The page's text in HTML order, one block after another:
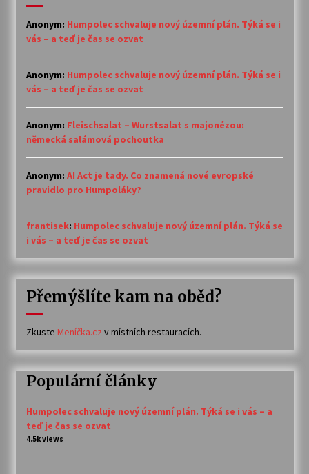
Anonym: Humpolec schvaluje nový územní plán. Týká se i
vás – a teď je čas se ozvat
Anonym: Humpolec schvaluje nový územní plán. Týká se i
vás – a teď je čas se ozvat
Anonym: Fleischsalat – Wurstsalat s majonézou:
německá salámová pochoutka
Anonym: AI Act je tady. Co znamená nové evropské
pravidlo pro Humpoláky?
frantisek: Humpolec schvaluje nový územní plán. Týká se
i vás – a teď je čas se ozvat
Přemýšlíte kam na oběd?
Zkuste Meníčka.cz v místních restauracích.
Populární články
Humpolec schvaluje nový územní plán. Týká se i vás – a
teď je čas se ozvat
4.5k views